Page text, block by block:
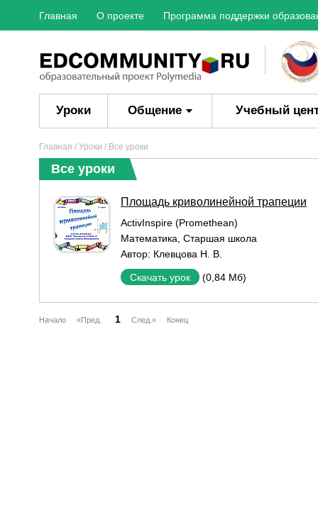
Главная О проекте Программа поддержки
Уроки Общение Учебный
Главная / Уроки / Все уроки
Все уроки
Площадь криволинейной трапеции
ActivInspire (Promethean)
Математика Старшая школа
Автор: Клевцова Н. В.
Скачать урок (0,84 Мб)
Начало «Пред. 1 След.» Конец